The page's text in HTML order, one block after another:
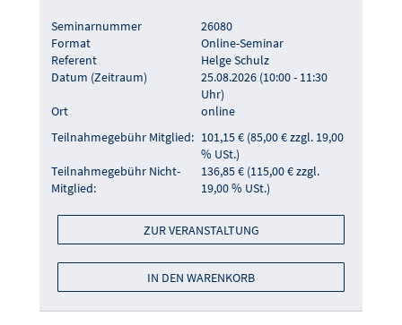
Seminarnummer
26080
Format
Online-Seminar
Referent
Helge Schulz
Datum (Zeitraum)
25.08.2026 (10:00 - 11:30
Uhr)
Ort
online
Teilnahmegebühr Mitglied: 101,15 € (85,00 € zzgl. 19,00
% USt.)
Teilnahmegebühr Nicht-
Mitglied:
136,85 € (115,00 € zzgl.
19,00 % USt.)
ZUR VERANSTALTUNG
IN DEN WARENKORB